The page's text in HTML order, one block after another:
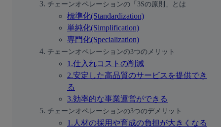
チェーンオペレーションの「3Sの原則」とは
標準化(Standardization)
単純化(Simplification)
専門化(Specialization)
チェーンオペレーションの3つのメリット
1.仕入れコストの削減
2.安定した高品質のサービスを提供でき
る
3.効率的な事業運営ができる
チェーンオペレーションの3つのデメリット
1.人材の採用や育成の負担が大きくなる